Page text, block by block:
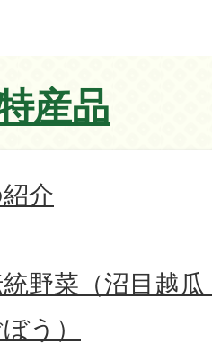
産品
介
野菜（沼目越
う）